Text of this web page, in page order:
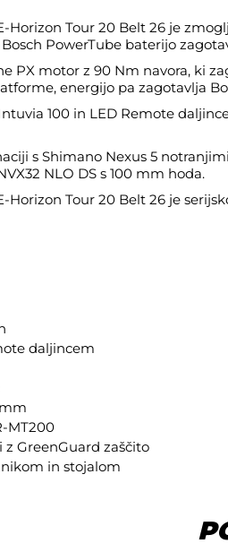
Horizon Tour 20 Belt 26 je
PowerTube baterijo
PX motor z 90 Nm navora, ki
energijo pa zagotavlja
100 in LED Remote
s Shimano Nexus 5
NLO DS s 100 mm hoda.
Horizon Tour 20 Belt 26 je
daljincem
MT200
z GreenGuard zaščito
in stojalom